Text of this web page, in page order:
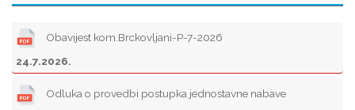
Obavijest kom.Brckovljani-P-7-2026
24.7.2026.
Odluka o provedbi postupka jednostavne nabave